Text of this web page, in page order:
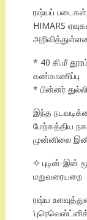
ரஷ்யப் படைகள்,
HIMARS
* 40 கி.மீ
கண்காணிப்பு
* பின்னர்
இந்த
மேற்கத்திய
முன்னிலை
✧ புடின்-இன்
மறுவரையறை
ரஷ்ய